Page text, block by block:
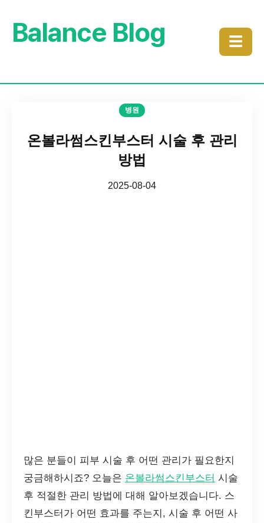
Balance Blog ☰
병원
온볼라썸스킨부스터 시술 후 관리
방법
2025-08-04
많은 분들이 피부 시술 후 어떤 관리가 필요한지
궁금해하시죠? 오늘은 온볼라썸스킨부스터 시술
후 적절한 관리 방법에 대해 알아보겠습니다. 스
킨부스터가 어떤 효과를 주는지, 시술 후 어떤 사